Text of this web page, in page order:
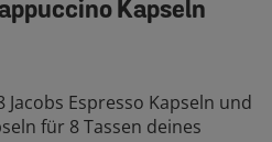
Kapseln
Espresso Kapseln und
für 8 Tassen deines